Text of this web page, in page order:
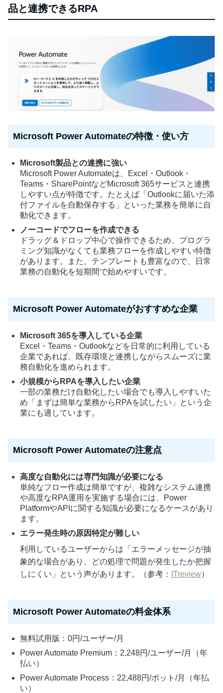
品と連携できるRPA
Microsoft Power Automateの特徴・使い方
Microsoft製品との連携に強い
Microsoft Power Automateは、Excel・Outlook・
Teams・SharePointなどMicrosoft 365サービスと連携
しやすい点が特徴です。たとえば「Outlookに届いた添
付ファイルを自動保存する」といった業務を簡単に自
動化できます。
ノーコードでフローを作成できる
ドラッグ＆ドロップ中心で操作できるため、プログラ
ミング知識がなくても業務フローを作成しやすい特徴
があります。また、テンプレートも豊富なので、日常
業務の自動化を短期間で始めやすいです。
Microsoft Power Automateがおすすめな企業
Microsoft 365を導入している企業
Excel・Teams・Outlookなどを日常的に利用している
企業であれば、既存環境と連携しながらスムーズに業
務自動化を進められます。
小規模からRPAを導入したい企業
一部の業務だけ自動化したい場合でも導入しやすいた
め「まずは簡単な業務からRPAを試したい」という企
業にも適しています。
Microsoft Power Automateの注意点
高度な自動化には専門知識が必要になる
単純なフロー作成は簡単ですが、複雑なシステム連携
や高度なRPA運用を実施する場合には、Power
PlatformやAPIに関する知識が必要になるケースがあり
ます。
エラー発生時の原因特定が難しい
利用しているユーザーからは「エラーメッセージが抽
象的な場合があり、どの処理で問題が発生したか把握
しにくい」という声があります。（参考：
ITreview）
Microsoft Power Automateの料金体系
無料試用版：0円/ユーザー/月
Power Automate Premium：2,248円/ユーザー/月（年
払い）
Power Automate Process：22,488円/ボット/月（年払
い）